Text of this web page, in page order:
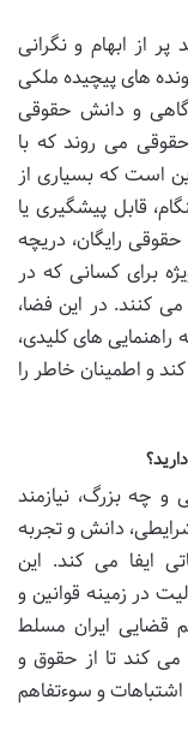
پر از ابهام و نگرانی
های پیچیده ملکی
و دانش حقوقی
می روند که با
است که بسیاری از
قابل پیشگیری یا
رایگان، دریچه
برای کسانی که در
کنند. در این فضا،
راهنمایی های کلیدی،
و اطمینان خاطر را
چه بزرگ، نیازمند
دانش و تجربه
ایفا می کند. این
در زمینه قوانین و
قضایی ایران مسلط
کند تا از حقوق و
اشتباهات و سوءتفاهم